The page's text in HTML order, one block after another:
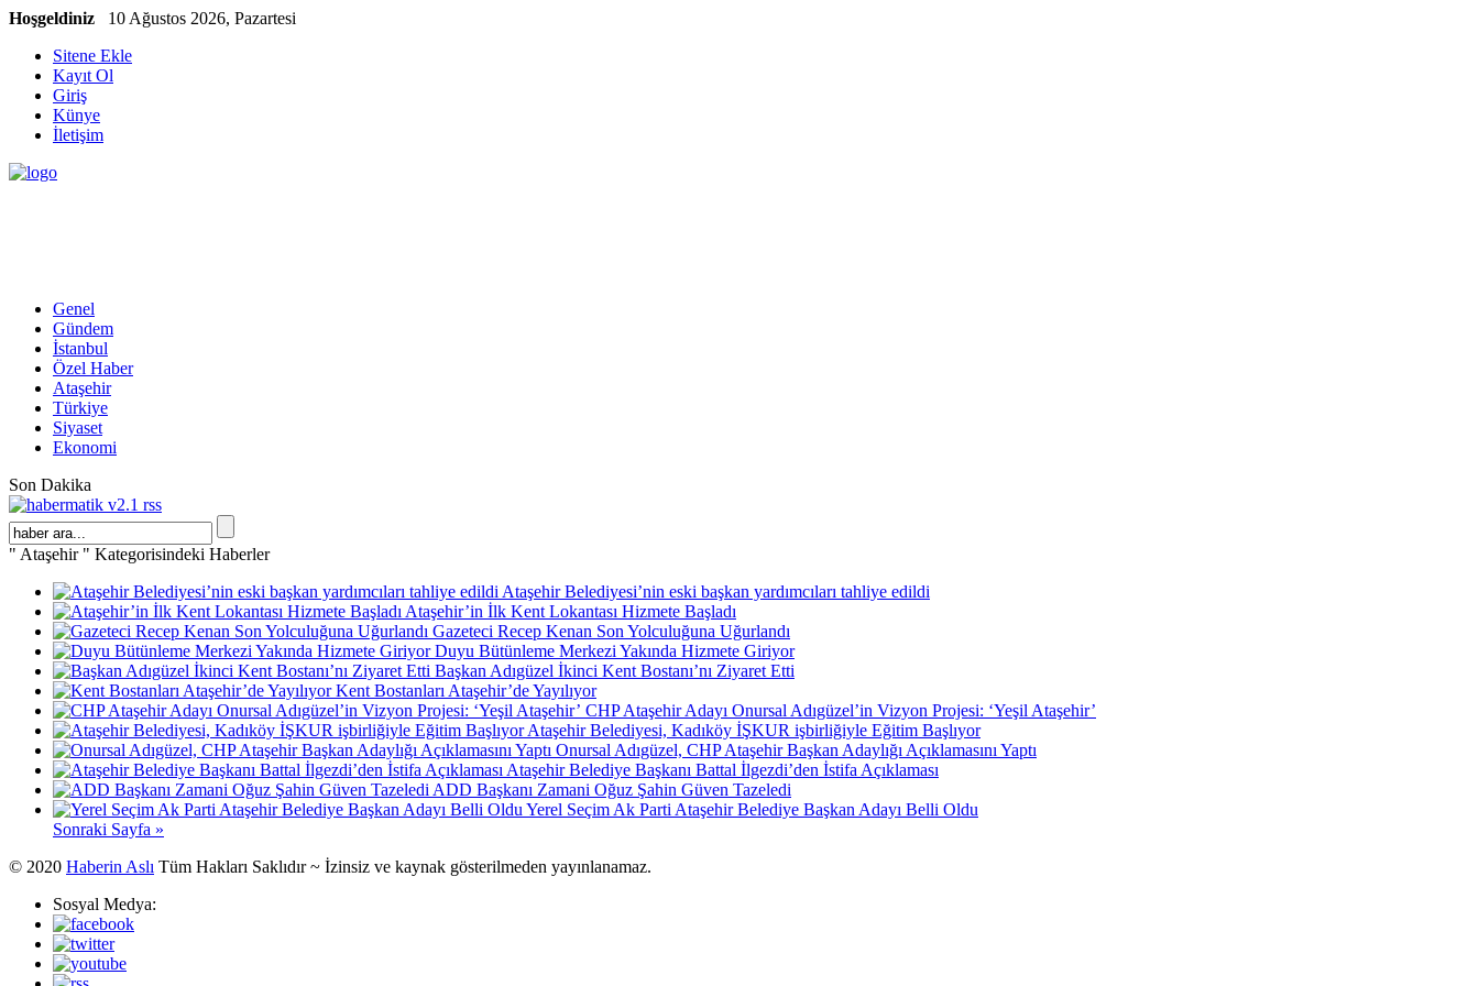
Hoşgeldiniz
10 Ağustos 2026, Pazartesi
Sitene Ekle
Kayıt Ol
Giriş
Künye
İletişim
Genel
Gündem
İstanbul
Özel Haber
Ataşehir
Türkiye
Siyaset
Ekonomi
Son Dakika
" Ataşehir " Kategorisindeki Haberler
Ataşehir Belediyesi’nin eski başkan yardımcıları tahliye edildi
Ataşehir’in İlk Kent Lokantası Hizmete Başladı
Gazeteci Recep Kenan Son Yolculuğuna Uğurlandı
Duyu Bütünleme Merkezi Yakında Hizmete Giriyor
Başkan Adıgüzel İkinci Kent Bostanı’nı Ziyaret Etti
Kent Bostanları Ataşehir’de Yayılıyor
CHP Ataşehir Adayı Onursal Adıgüzel’in Vizyon Projesi: ‘Yeşil Ataşehir’
Ataşehir Belediyesi, Kadıköy İŞKUR işbirliğiyle Eğitim Başlıyor
Onursal Adıgüzel, CHP Ataşehir Başkan Adaylığı Açıklamasını Yaptı
Ataşehir Belediye Başkanı Battal İlgezdi’den İstifa Açıklaması
ADD Başkanı Zamani Oğuz Şahin Güven Tazeledi
Yerel Seçim Ak Parti Ataşehir Belediye Başkan Adayı Belli Oldu
Sonraki Sayfa »
© 2020 Haberin Aslı Tüm Hakları Saklıdır ~ İzinsiz ve kaynak gösterilmeden yayınlanamaz.
Sosyal Medya: